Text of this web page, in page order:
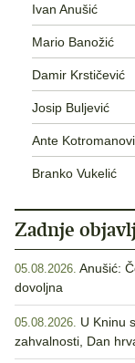
Ivan Anušić
Mario Banožić
Damir Krstičević
Josip Buljević
Ante
Branko Vukelić
Zadnje
05.08.2026. Anušić:
dovoljna
05.08.2026. U Kninu
zahvalnosti, Dan